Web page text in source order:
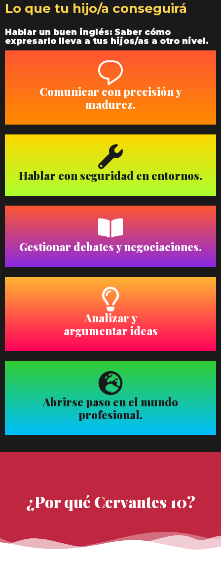
Lo que tu hijo/a conseguirá
Hablar un buen inglés: Saber cómo
expresarlo lleva a tus hijos/as a otro nivel.
Comunicar con precisión y
madurez.
Hablar con seguridad en entornos.
Gestionar debates y negociaciones.
Analizar y
argumentar ideas
Abrirse paso en el mundo
profesional.
¿Por qué Cervantes 10?